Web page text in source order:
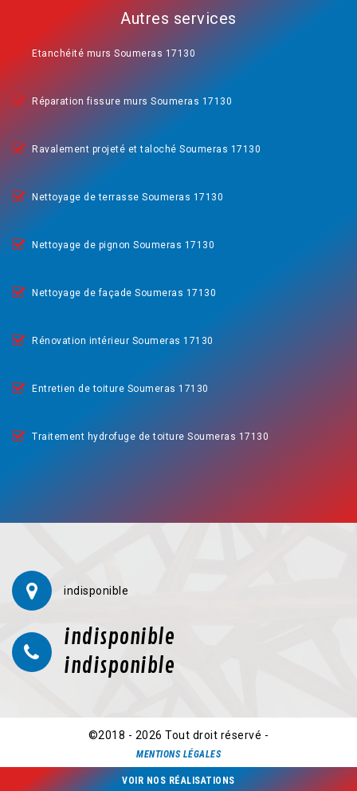
Autres services
Etanchéité murs Soumeras 17130
Réparation fissure murs Soumeras 17130
Ravalement projeté et taloché Soumeras 17130
Nettoyage de terrasse Soumeras 17130
Nettoyage de pignon Soumeras 17130
Nettoyage de façade Soumeras 17130
Rénovation intérieur Soumeras 17130
Entretien de toiture Soumeras 17130
Traitement hydrofuge de toiture Soumeras 17130
indisponible
indisponible
indisponible
©2018 - 2026 Tout droit réservé -
MENTIONS LÉGALES
VOIR NOS RÉALISATIONS